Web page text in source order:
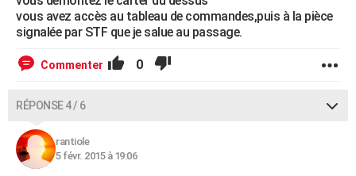
vous avez accès au tableau de commandes,puis à la pièce
signalée par STF que je salue au passage.
Commenter 0
RÉPONSE 4 / 6
rantiole
5 févr. 2015 à 19:06